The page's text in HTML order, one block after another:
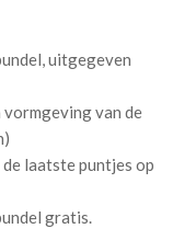
uitgegeven
van de
laatste puntjes op
gratis.